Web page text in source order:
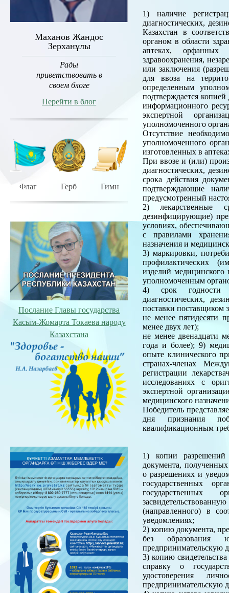
Маханов Жандос
Зерханұлы
Рады
приветствовать в
своем блоге
Перейти в блог
Флаг Герб Гимн
Послание Главы государства
Касым-Жомарта Токаева народу
Казахстана
1) наличие
диагностических,
Казахстан в
органом в области
аптеках, орфанных
здравоохранения,
или заключения
для ввоза на
определенным
подтверждается
информационного
экспертной
уполномоченного
Отсутствие
уполномоченного
изготовленных в
При ввозе и (или)
диагностических,
срока действия
подтверждающие
предусмотренный
2) лекарственные
дезинфицирующие)
условиях,
с правилами
назначения и
3) маркировки,
профилактических
изделий медицинского
уполномоченным
4) срок годности
диагностических,
поставки поставщиком
не менее пятидесяти
менее двух лет);
не менее двенадцати
года и более); 9)
опыте клинического
странах-членах
регистрации
исследованиях с
экспертной
медицинского
Победитель
дня признания
квалификационным
1) копии разрешений
документа, полученных
о разрешениях и
государственных
государственных
(направленного) в
уведомлениях;
2) копию документа,
без образования
предпринимательскую
3) копию
справку о
удостоверения
предпринимательскую